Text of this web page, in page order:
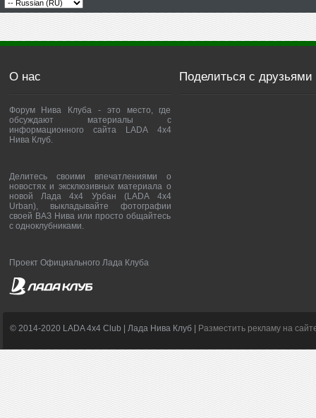
О нас
Форум Нива Клуба - это место, где
обсуждают материалы с
информационного сайта LADA 4x4
Нива Клуб.
Делитесь своими впечатлениями о
новостях и эксклюзивных материала о
новой Лада 4х4 Урбан (LADA 4x4
Urban), выкладывайте фотографии
своей ВАЗ Нива или просто общайтесь
с одноклубниками.
Проект Официального Лада Клуба
Поделиться с друзьями
© 2014-2020 LADA 4x4 Club | Лада Нива Клуб | Разместить рекламу на